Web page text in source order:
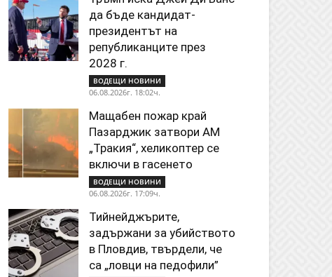
да бъде кандидат-
президентът на
републиканците през
2028 г.
ВОДЕЩИ НОВИНИ
06.08.2026г. 18:02ч.
Мащабен пожар край
Пазарджик затвори АМ
„Тракия“, хеликоптер се
включи в гасенето
ВОДЕЩИ НОВИНИ
06.08.2026г. 17:09ч.
Тийнейджърите,
задържани за убийството
в Пловдив, твърдели, че
са „ловци на педофили”